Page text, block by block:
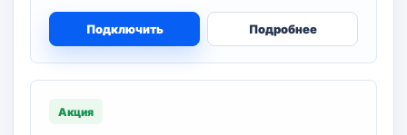
Подключить Подробнее
Акция